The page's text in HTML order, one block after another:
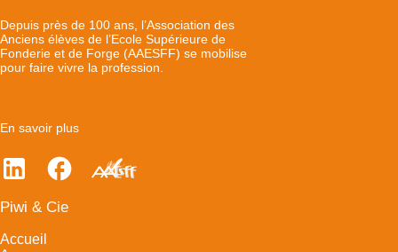
Depuis près de 100 ans, l’Association des
Anciens élèves de l’Ecole Supérieure de
Fonderie et de Forge (AAESFF) se mobilise
pour faire vivre la profession.
En savoir plus
Piwi & Cie
Accueil